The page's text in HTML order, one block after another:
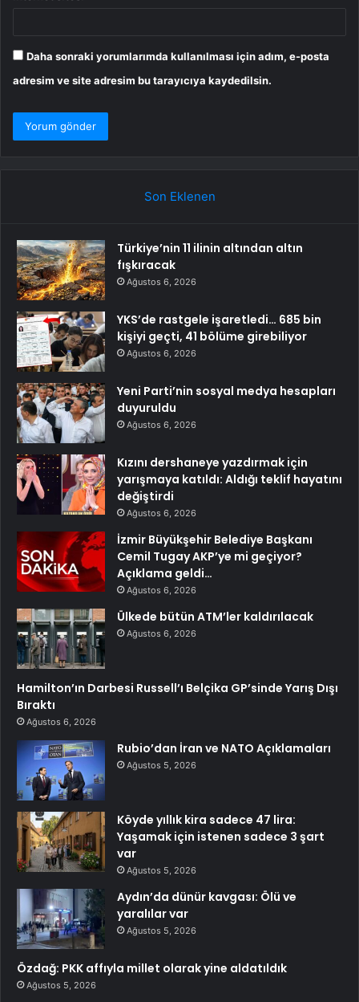
Daha sonraki yorumlarımda kullanılması için adım, e-posta
adresim ve site adresim bu tarayıcıya kaydedilsin.
Son Eklenen
Türkiye’nin 11 ilinin altından altın
fışkıracak
Ağustos 6, 2026
YKS’de rastgele işaretledi… 685 bin
kişiyi geçti, 41 bölüme girebiliyor
Ağustos 6, 2026
Yeni Parti’nin sosyal medya hesapları
duyuruldu
Ağustos 6, 2026
Kızını dershaneye yazdırmak için
yarışmaya katıldı: Aldığı teklif hayatını
değiştirdi
Ağustos 6, 2026
İzmir Büyükşehir Belediye Başkanı
Cemil Tugay AKP’ye mi geçiyor?
Açıklama geldi…
Ağustos 6, 2026
Ülkede bütün ATM’ler kaldırılacak
Ağustos 6, 2026
Hamilton’ın Darbesi Russell’ı Belçika GP’sinde Yarış Dışı
Bıraktı
Ağustos 6, 2026
Rubio’dan İran ve NATO Açıklamaları
Ağustos 5, 2026
Köyde yıllık kira sadece 47 lira:
Yaşamak için istenen sadece 3 şart
var
Ağustos 5, 2026
Aydın’da dünür kavgası: Ölü ve
yaralılar var
Ağustos 5, 2026
Özdağ: PKK affıyla millet olarak yine aldatıldık
Ağustos 5, 2026